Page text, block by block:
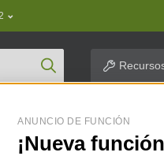
Product Search
arancelarias ⇢
ANUNCIO DE FUNCIÓN
¡Nueva